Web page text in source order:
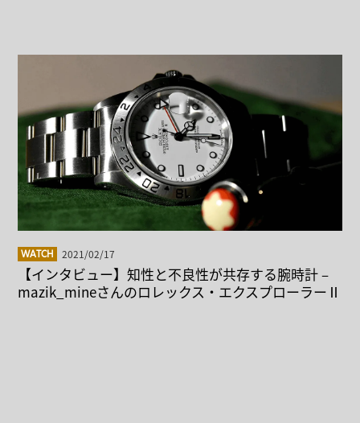
WATCH 2021/02/17
【インタビュー】知性と不良性が共存する腕時計 –
mazik_mineさんのロレックス・エクスプローラーⅡ